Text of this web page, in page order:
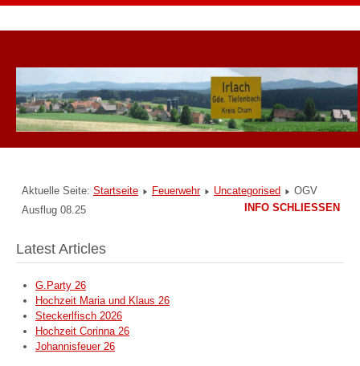
Aktuelle Seite: Startseite Feuerwehr Uncategorised
OGV
Ausflug 08.25
Latest Articles
G.Party 26
Hochzeit Maria und Klaus 26
Steckerlfisch 2026
Hochzeit Corinna 26
Johannisfeuer 26
INFO SCHLIESSEN